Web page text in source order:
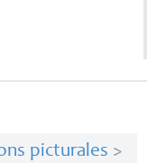
picturales >